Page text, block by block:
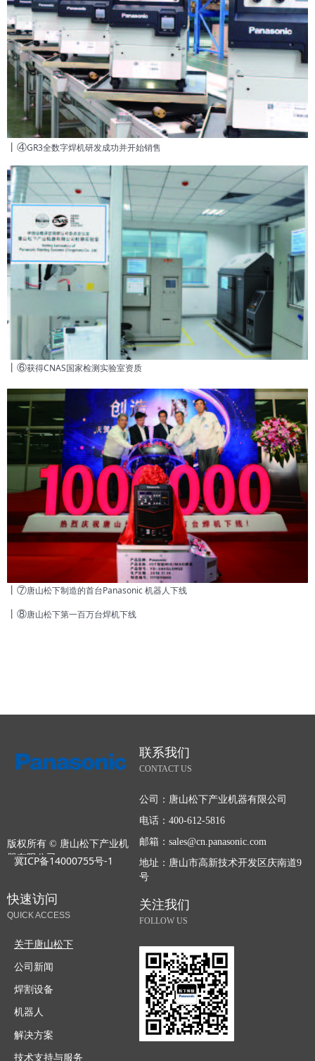
丨④GR3全数字焊机研发成功并开始销售
丨⑥获得CNAS国家检测实验室资质
丨⑦唐山松下制造的首台Panasonic 机器人下线
丨⑧唐山松下第一百万台焊机下线
关注我们
FOLLOW US
版权所有 © 唐山松下产业机
器有限公司
冀ICP备14000755号-1
联系我们
CONTACT US
公司： 唐山松下产业机器有限公司
电话：400-612-5816
邮箱：sales@cn.panasonic.com
地址： 唐山市高新技术开发区庆南道9
号
快速访问
QUICK ACCESS
关于唐山松下
公司新闻
焊割设备
机器人
解决方案
技术支持与服务